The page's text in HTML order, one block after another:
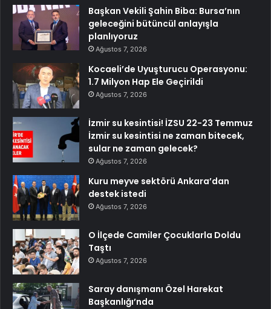
Başkan Vekili Şahin Biba: Bursa’nın
geleceğini bütüncül anlayışla
planlıyoruz
Ağustos 7, 2026
Kocaeli’de Uyuşturucu Operasyonu:
1.7 Milyon Hap Ele Geçirildi
Ağustos 7, 2026
İzmir su kesintisi! İZSU 22-23 Temmuz
İzmir su kesintisi ne zaman bitecek,
sular ne zaman gelecek?
Ağustos 7, 2026
Kuru meyve sektörü Ankara’dan
destek istedi
Ağustos 7, 2026
O İlçede Camiler Çocuklarla Doldu
Taştı
Ağustos 7, 2026
Saray danışmanı Özel Harekat
Başkanlığı’nda